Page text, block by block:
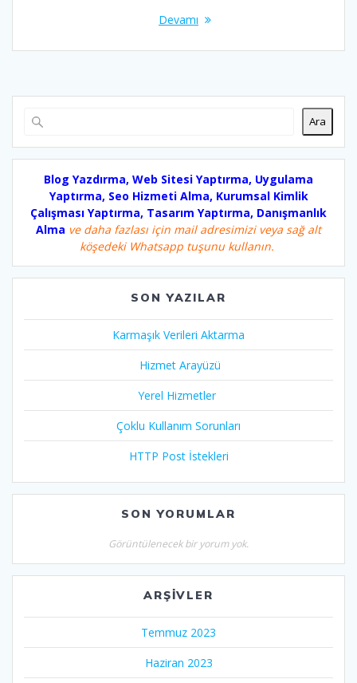
Devamı
Ara
Blog Yazdırma, Web Sitesi Yaptırma, Uygulama
Yaptırma, Seo Hizmeti Alma, Kurumsal Kimlik
Çalışması Yaptırma, Tasarım Yaptırma, Danışmanlık
Alma ve daha fazlası için mail adresimizi veya sağ alt
köşedeki Whatsapp tuşunu kullanın.
SON YAZILAR
Karmaşık Verileri Aktarma
Hizmet Arayüzü
Yerel Hizmetler
Çoklu Kullanım Sorunları
HTTP Post İstekleri
SON YORUMLAR
Görüntülenecek bir yorum yok.
ARŞIVLER
Temmuz 2023
Haziran 2023